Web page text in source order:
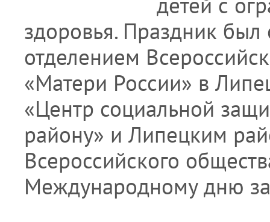
здоровья. Праздник
отделением
«Матери России» в
«Центр социальной
району» и Липецким
Всероссийского
Международному дню